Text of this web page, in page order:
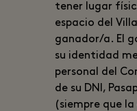
tener lugar
espacio del
ganador/a. El
su identidad
personal del
de su DNI,
(siempre que